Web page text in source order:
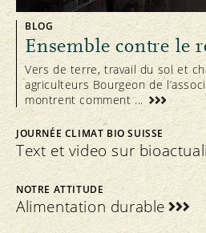
BLOG
Ensemble contre le
Vers de terre, travail du sol et
agriculteurs Bourgeon de
montrent comment ...
JOURNÉE CLIMAT BIO SUISSE
Text et video sur
NOTRE ATTITUDE
Alimentation durable